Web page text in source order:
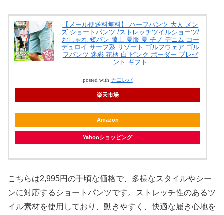
【メール便送料無料】 ハーフパンツ 大人 メン
ズ ショートパンツ /ストレッチツイルショーツ/
おしゃれ 短パン 膝上 夏服 夏 チノ デニム コー
デュロイ サーフ系 リゾート ゴルフウェア ゴル
フパンツ 迷彩 花柄 白 ピンク ボーダー プレゼ
ント ギフト
posted with カエレバ
楽天市場
Amazon
Yahooショッピング
こちらは2,995円の手頃な価格で、多様なスタイルやシー
ンに対応するショートパンツです。ストレッチ性のあるツ
イル素材を使用しており、動きやすく、快適な履き心地を